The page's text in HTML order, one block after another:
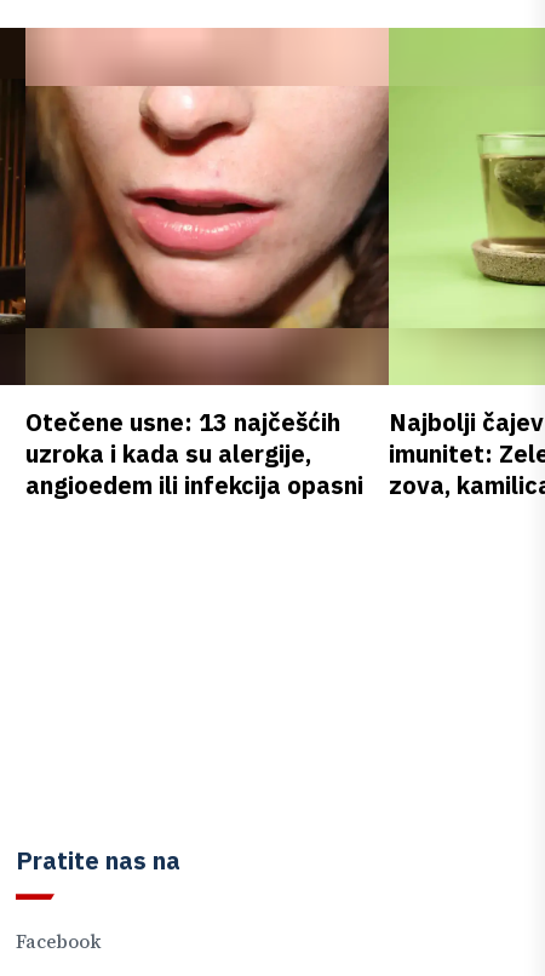
Otečene usne: 13 najčešćih
uzroka i kada su alergije,
angioedem ili infekcija opasni
Najbolji
imunitet:
zova,
Pratite nas na
Facebook